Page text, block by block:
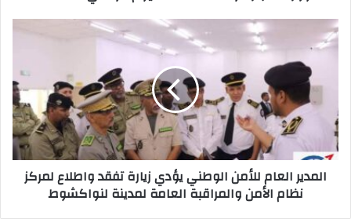
المدير العام للأمن الوطني يؤدي زيارة تفقد واطلاع لمركز
نظام الأمن والمراقبة العامة لمدينة لنواكشوط